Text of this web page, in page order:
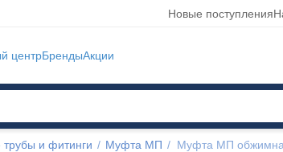
Новые поступления
центрБрендыАкции
и фитинги / Муфта МП / Муфта МП